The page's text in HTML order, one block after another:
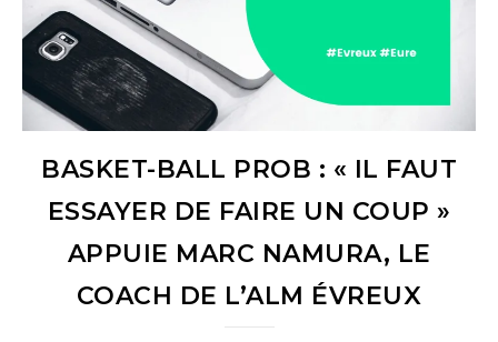
BASKET-BALL PROB : « IL FAUT
ESSAYER DE FAIRE UN COUP »
APPUIE MARC NAMURA, LE
COACH DE L’ALM ÉVREUX